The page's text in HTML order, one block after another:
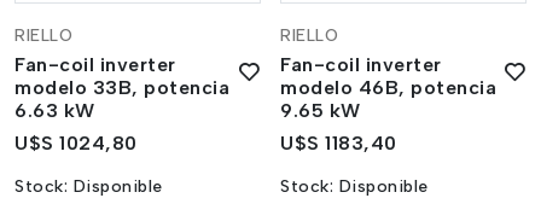
RIELLO
Fan-coil inverter
modelo 33B, potencia
6.63 kW
U$S 1024,80
Stock: Disponible
RIELLO
Fan-coil inverter
modelo 46B, potencia
9.65 kW
U$S 1183,40
Stock: Disponible